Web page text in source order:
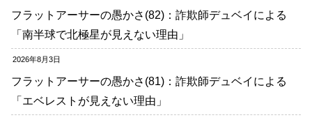
フラットアーサーの愚かさ(82)：詐欺師デュベイによる
「南半球で北極星が見えない理由」
2026年8月3日
フラットアーサーの愚かさ(81)：詐欺師デュベイによる
「エベレストが見えない理由」